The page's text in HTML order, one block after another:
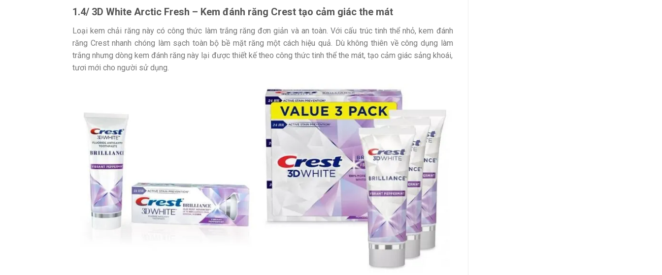
1.4/ 3D White Arctic Fresh – Kem đánh răng Crest tạo cảm giác the mát
Loại kem chải răng này có công thức làm trắng răng đơn giản và an toàn. Với cấu trúc tinh thể nhỏ, kem đánh
răng Crest nhanh chóng làm sạch toàn bộ bề mặt răng một cách hiệu quả. Dù không thiên về công dụng làm
trắng nhưng dòng kem đánh răng này lại được thiết kế theo công thức tinh thể the mát, tạo cảm giác sảng khoái,
tươi mới cho người sử dụng.